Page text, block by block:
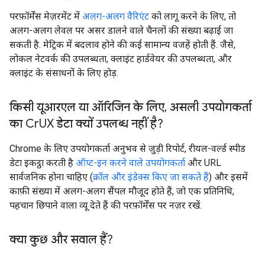
परफ़ॉर्मेंस मेज़रमेंट में अलग-अलग वैरिएंट को लागू करने के लिए, तो
अलग-अलग लेवल पर असर डालने वाले चैनलों की संख्या बढ़ाई जा
सकती है. मेट्रिक में बदलाव होने की कई सामान्य वजहें होती हैं. जैसे,
लोकल नेटवर्क की उपलब्धता, क्लाइंट हार्डवेयर की उपलब्धता, और
क्लाइंट के संसाधनों के लिए होड़.
किसी यूआरएल या ऑरिजिन के लिए, असली उपयोगकर्ता
का CrUX डेटा क्यों उपलब्ध नहीं है?
Chrome के लिए उपयोगकर्ता अनुभव से जुड़ी रिपोर्ट, रीयल-वर्ल्ड स्पीड
डेटा इकट्ठा करती है ऑप्ट-इन करने वाले उपयोगकर्ता और URL
सार्वजनिक होना चाहिए (क्रॉल और इंडेक्स किए जा सकते हैं) और इसमें
काफ़ी संख्या में अलग-अलग सैंपल मौजूद होते हैं, जो एक प्रतिनिधि,
पहचान छिपाने वाला व्यू देते हैं की परफ़ॉर्मेंस पर नज़र रखें.
क्या कुछ और सवाल हैं?